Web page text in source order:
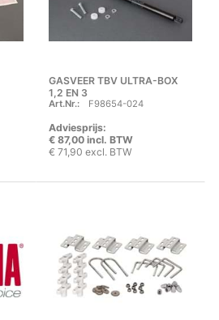
GASVEER TBV ULTRA-BOX
1,2 EN 3
Art.Nr.: F98654-024
Adviesprijs:
€ 87,00 incl. BTW
€ 71,90 excl. BTW